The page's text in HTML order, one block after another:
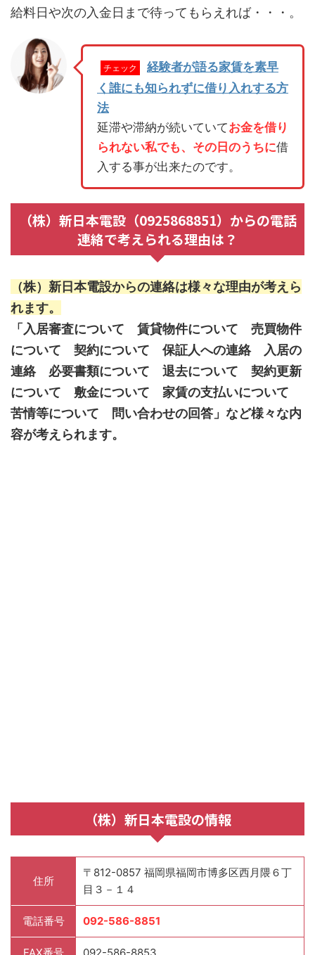
給料日や次の入金日まで待ってもらえれば・・・。
チェック
経験者が語る家賃を素早
く誰にも知られずに借り入れする方
法
延滞や滞納が続いていてお金を借り
られない私でも、その日のうちに借
入する事が出来たのです。
（株）新日本電設（0925868851）からの電話
連絡で考えられる理由は？
（株）新日本電設からの連絡は様々な理由が考えら
れます。
「入居審査について 賃貸物件について 売買物件
について 契約について 保証人への連絡 入居の
連絡 必要書類について 退去について 契約更新
について 敷金について 家賃の支払いについて
苦情等について 問い合わせの回答」など様々な内
容が考えられます。
（株）新日本電設の情報
住所
〒812-0857 福岡県福岡市博多区西月隈６丁
目３－１４
電話番号 092-586-8851